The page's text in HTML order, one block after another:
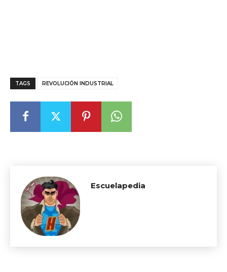
TAGS REVOLUCIÓN INDUSTRIAL
Escuelapedia